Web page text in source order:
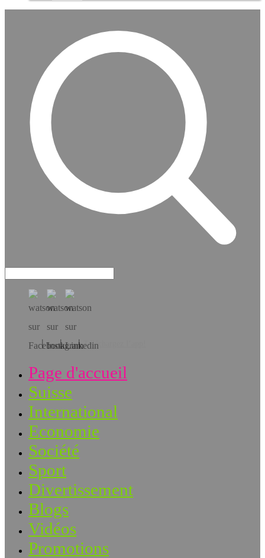
Téléchargez l’app!
Page d'accueil
Suisse
International
Economie
Société
Sport
Divertissement
Blogs
Vidéos
Promotions